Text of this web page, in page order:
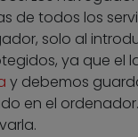
de todos los
solo al
ya que el
y debemos
en el